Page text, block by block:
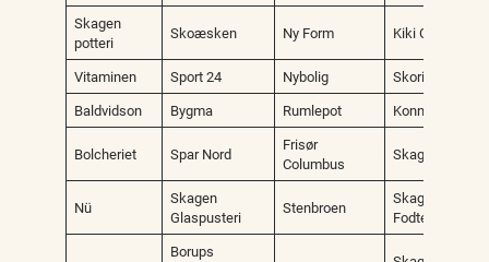
Skagen
potteri
Skoæsken Ny Form Kiki Gram
Vitaminen Sport 24 Nybolig
Skoringen
Baldvidson
Bygma Rumlepot Konnerup
Bolcheriet Spar Nord
Frisør
Columbus
Skagen Apotek
Nü
Skagen
Glaspusteri
Stenbroen
Skagen
Borups